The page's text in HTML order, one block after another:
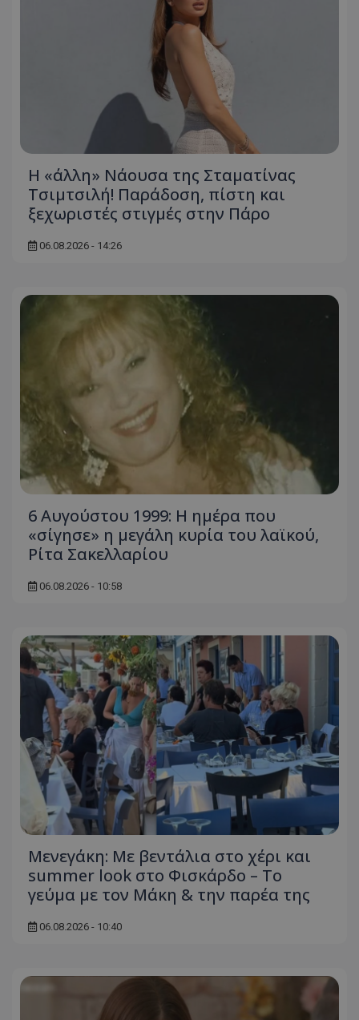
Η «άλλη» Νάουσα της Σταματίνας
Τσιμτσιλή! Παράδοση, πίστη και
ξεχωριστές στιγμές στην Πάρο
06.08.2026 - 14:26
6 Αυγούστου 1999: Η ημέρα που
«σίγησε» η μεγάλη κυρία του λαϊκού,
Ρίτα Σακελλαρίου
06.08.2026 - 10:58
Μενεγάκη: Με βεντάλια στο χέρι και
summer look στο Φισκάρδο – Το
γεύμα με τον Μάκη & την παρέα της
06.08.2026 - 10:40